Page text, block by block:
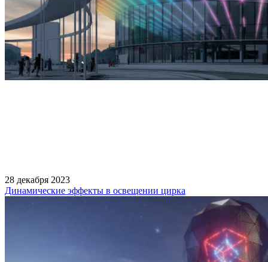
28 декабря 2023
Динамические эффекты в освещении цирка